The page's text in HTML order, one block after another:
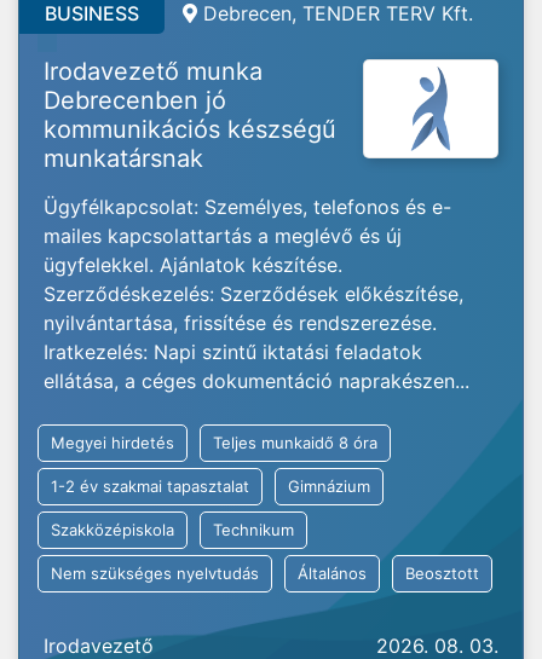
BUSINESS Debrecen, TENDER TERV Kft.
Irodavezető munka
Debrecenben jó
kommunikációs készségű
munkatársnak
Ügyfélkapcsolat: Személyes, telefonos és e-
mailes kapcsolattartás a meglévő és új
ügyfelekkel. Ajánlatok készítése.
Szerződéskezelés: Szerződések előkészítése,
nyilvántartása, frissítése és rendszerezése.
Iratkezelés: Napi szintű iktatási feladatok
ellátása, a céges dokumentáció naprakészen...
Megyei hirdetés Teljes munkaidő 8 óra
1-2 év szakmai tapasztalat Gimnázium
Szakközépiskola Technikum
Nem szükséges nyelvtudás Általános Beosztott
Irodavezető 2026. 08. 03.